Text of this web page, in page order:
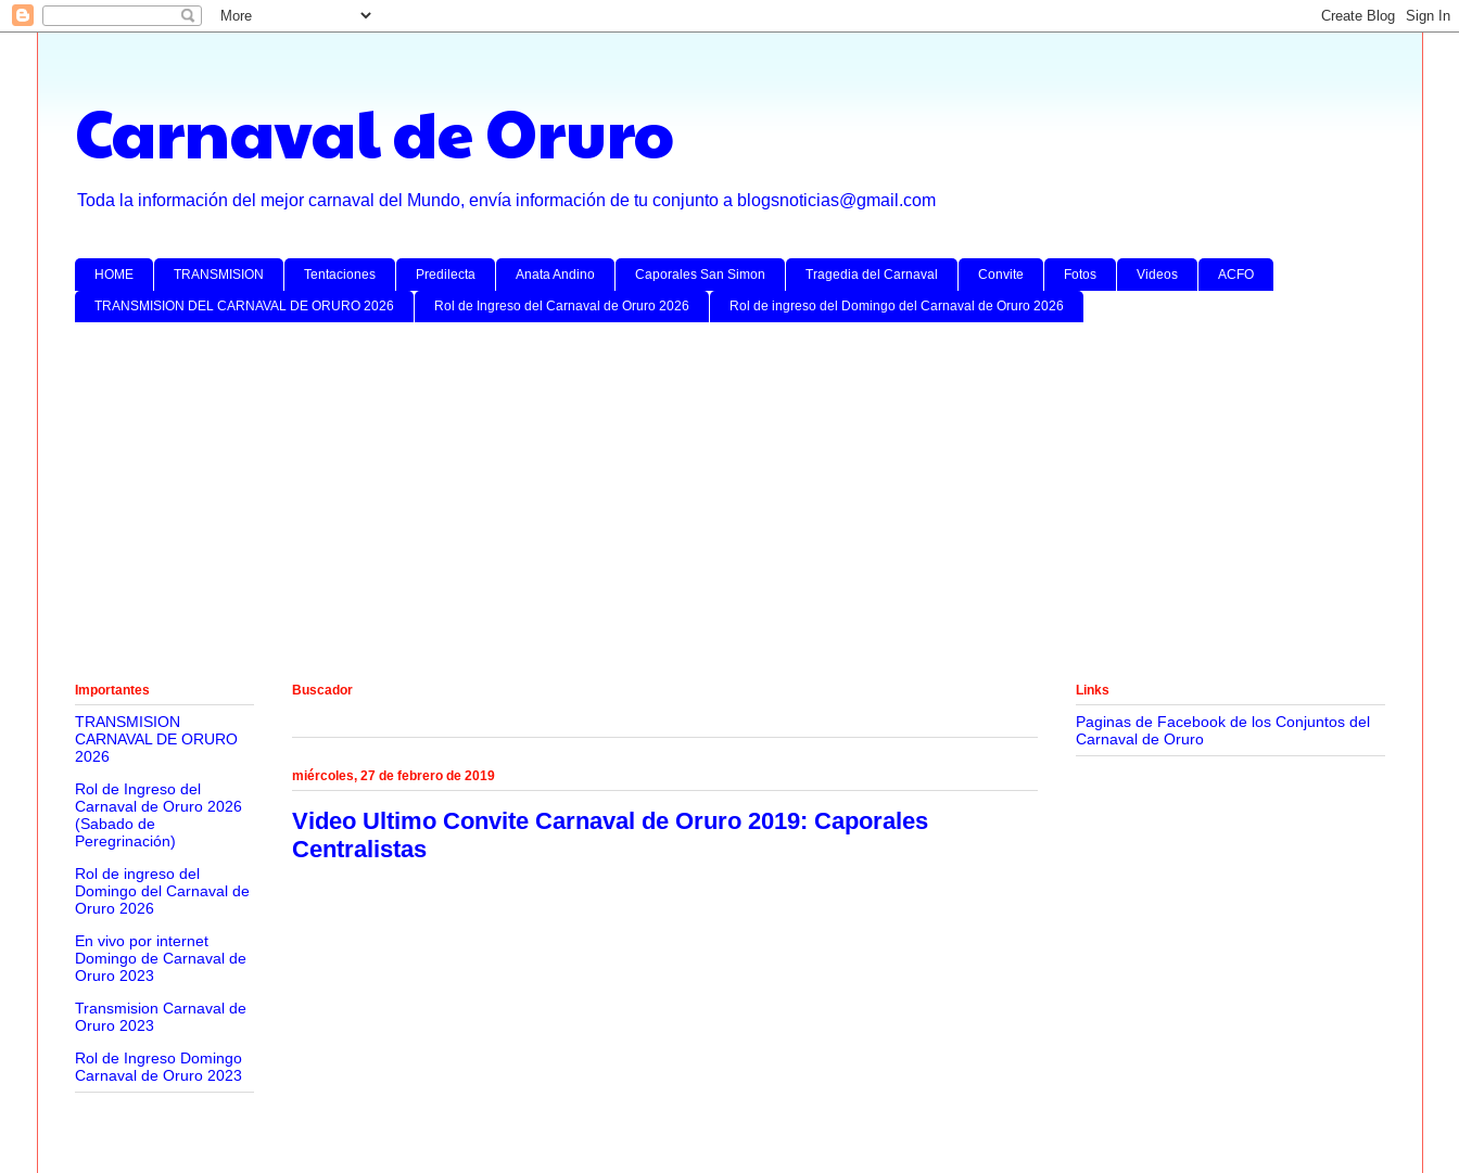
Carnaval de Oruro
Toda la información del mejor carnaval del Mundo, envía información de tu conjunto a blogsnoticias@gmail.com
HOME TRANSMISION Tentaciones Predilecta Anata Andino Caporales San Simon Tragedia del Carnaval Convite Fotos Videos ACFO
TRANSMISION DEL CARNAVAL DE ORURO 2026 Rol de Ingreso del Carnaval de Oruro 2026 Rol de ingreso del Domingo del Carnaval de Oruro 2026
Buscador
miércoles, 27 de febrero de 2019
Video Ultimo Convite Carnaval de Oruro 2019: Caporales
Centralistas
Importantes
TRANSMISION
CARNAVAL DE ORURO
2026
Rol de Ingreso del
Carnaval de Oruro 2026
(Sabado de
Peregrinación)
Rol de ingreso del
Domingo del Carnaval de
Oruro 2026
En vivo por internet
Domingo de Carnaval de
Oruro 2023
Transmision Carnaval de
Oruro 2023
Rol de Ingreso Domingo
Carnaval de Oruro 2023
Links
Paginas de Facebook de los Conjuntos del
Carnaval de Oruro